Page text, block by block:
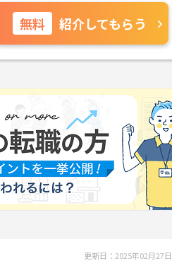
無料 紹介してもらう
更新日：2025年02月27日